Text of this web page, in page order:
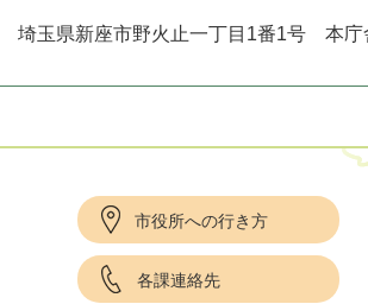
埼玉県新座市野火止一丁目1番1号 本庁
市役所への行き方
各課連絡先